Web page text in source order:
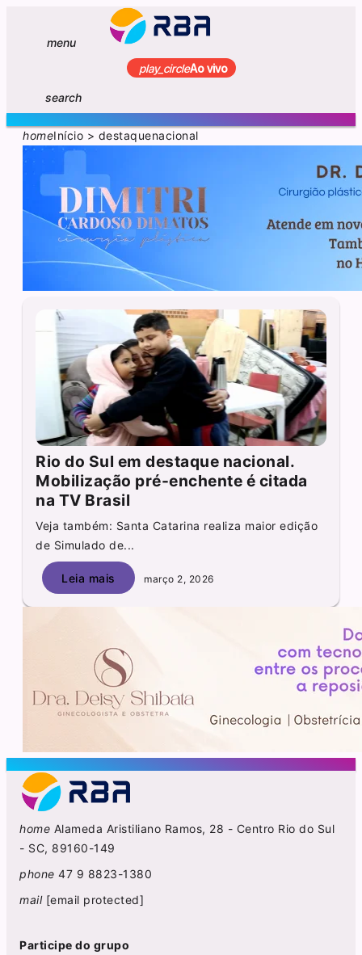
menu
play_circleAo vivo
search
homeInício > destaquenacional
Rio do Sul em destaque nacional.
Mobilização pré-enchente é citada
na TV Brasil
Veja também: Santa Catarina realiza maior edição
de Simulado de...
Leia mais março 2, 2026
home Alameda Aristiliano Ramos, 28 - Centro Rio do Sul
- SC, 89160-149
phone 47 9 8823-1380
mail [email protected]
Participe do grupo